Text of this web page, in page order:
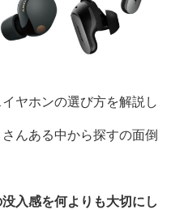
ヤホンの選び方を解説し
んある中から探すの面倒
入感を何よりも大切にし